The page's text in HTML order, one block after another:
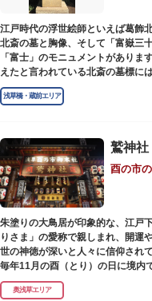
越祭の開催期間中は限定御朱印も
江戸時代の浮世絵師といえば葛飾
北斎の墓と胸像、そして「富嶽三
「富士」のモニュメントがあり
えたと言われている北斎の墓標に
の一つ）とあり、辞世の句が刻ま
斎忌」が開かれ、法要が営まれます
浅草橋・蔵前エリア
酉の市
朱塗りの大鳥居が印象的な、江戸
りさま」の愛称で親しまれ、開運
世の神徳が深いと人々に信仰されて
毎年11月の酉（とり）の日に境内
として有名。福をかきこむと言わ
ど、色とりどりの縁起物を買い求
奥浅草エリア